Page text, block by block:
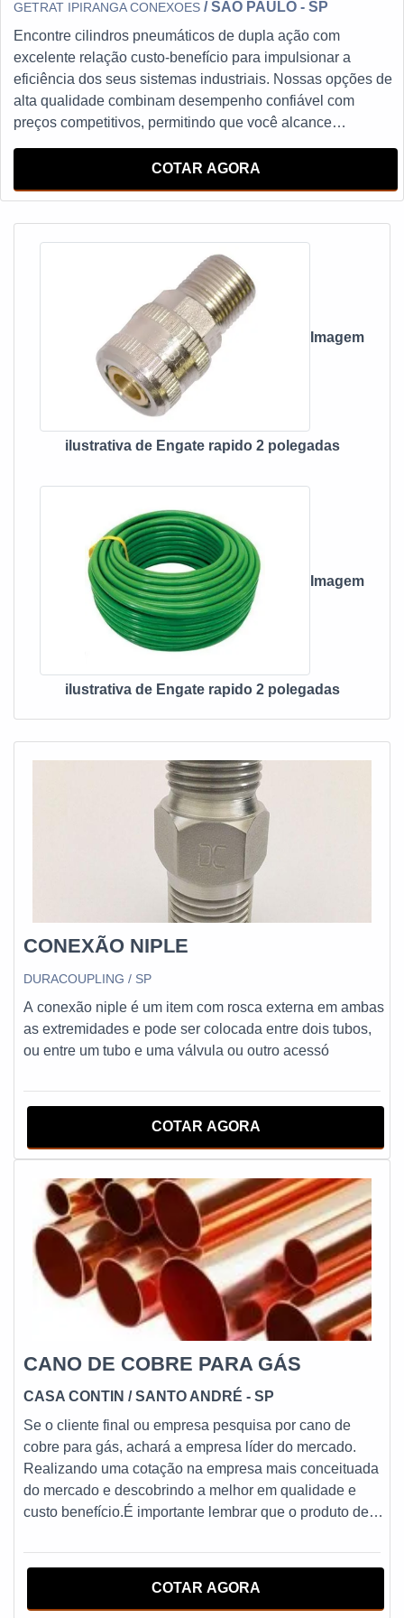
GETRAT IPIRANGA CONEXOES / SÃO PAULO - SP
Encontre cilindros pneumáticos de dupla ação com
excelente relação custo-benefício para impulsionar a
eficiência dos seus sistemas industriais. Nossas opções de
alta qualidade combinam desempenho confiável com
preços competitivos, permitindo que você alcance
Descubra agora as melhores soluções de cilindros
pneumáticos de dupla ação com preços atrativos e
COTAR AGORA
Imagem
ilustrativa de Engate rapido 2 polegadas
Imagem
ilustrativa de Engate rapido 2 polegadas
CONEXÃO NIPLE
DURACOUPLING / SP
A conexão niple é um item com rosca externa em ambas
as extremidades e pode ser colocada entre dois tubos,
ou entre um tubo e uma válvula ou outro acessó
COTAR AGORA
CANO DE COBRE PARA GÁS
CASA CONTIN / SANTO ANDRÉ - SP
Se o cliente final ou empresa pesquisa por cano de
cobre para gás, achará a empresa líder do mercado.
Realizando uma cotação na empresa mais conceituada
do mercado e descobrindo a melhor em qualidade e
custo benefício.É importante lembrar que o produto deve
segmento. Esse tipo de cuidado ajuda a garantir a
COTAR AGORA